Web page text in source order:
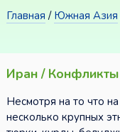
Главная / Южная Азия
Иран /
Несмотря на то что
несколько крупных